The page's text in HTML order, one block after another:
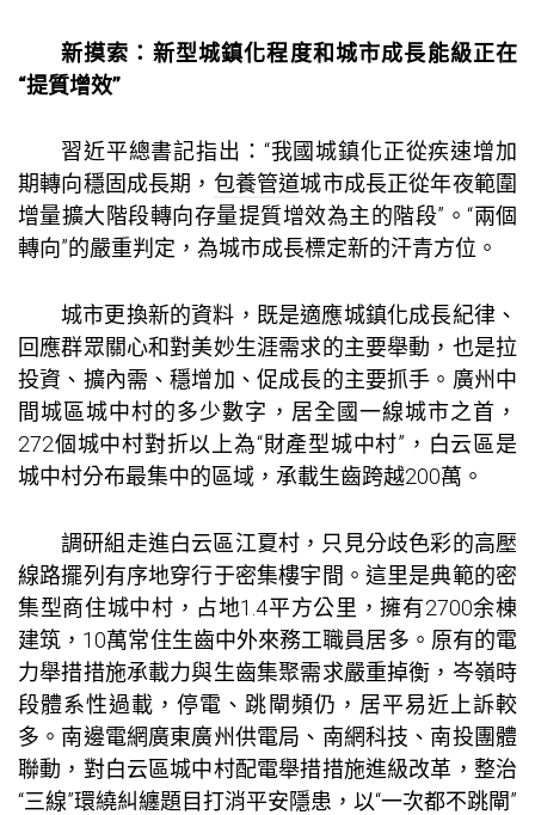
新摸索：新型城鎮化程度和城市成長能級正在
“提質增效”
習近平總書記指出：“我國城鎮化正從疾速增加
期轉向穩固成長期， 包養管道城市成長正從年夜範圍
增量擴大階段轉向存量提質增效為主的階段”。“兩個
轉向”的嚴重判定，為城市成長標定新的汗青方位。
城市更換新的資料，既是適應城鎮化成長紀律、
回應群眾關心和對美妙生涯需求的主要舉動，也是拉
投資、擴內需、穩增加、促成長的主要抓手。廣州中
間城區城中村的多少數字，居全國一線城市之首，
272個城中村對折以上為“財產型城中村”，白云區是
城中村分布最集中的區域，承載生齒跨越200萬。
調研組走進白云區江夏村，只見分歧色彩的高壓
線路擺列有序地穿行于密集樓宇間。這里是典範的密
集型商住城中村，占地1.4平方公里，擁有2700余棟
建筑，10萬常住生齒中外來務工職員居多。原有的電
力舉措措施承載力與生齒集聚需求嚴重掉衡，岑嶺時
段體系性過載，停電、跳閘頻仍，居平易近上訴較
多。南邊電網廣東廣州供電局、南網科技、南投團體
聯動，對白云區城中村配電舉措措施進級改革，整治
“三線”環繞糾纏題目打消平安隱患，以“一次都不跳閘”